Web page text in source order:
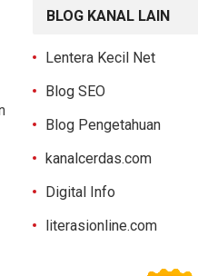
BLOG KANAL LAIN
Lentera Kecil Net
Blog SEO
Blog Pengetahuan
kanalcerdas.com
Digital Info
literasionline.com